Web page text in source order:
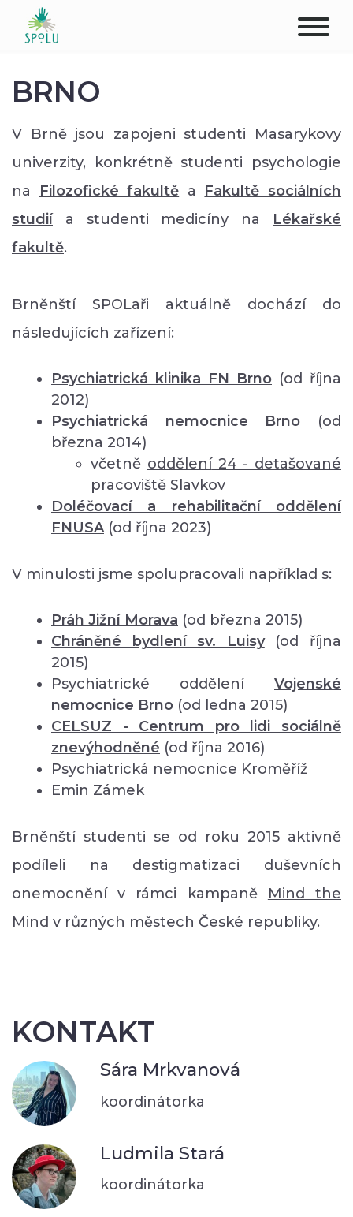
PODPOŘTE NÁS
PŮSOBIŠTĚ
BRNO
V Brně jsou zapojeni studenti Masarykovy
univerzity, konkrétně studenti psychologie
na
Filozofické fakultě a Fakultě sociálních
studií
a studenti medicíny na
Lékařské
fakultě.
Brněnští SPOLaři aktuálně dochází do
následujících zařízení:
Psychiatrická klinika FN Brno (od října
2012)
Psychiatrická nemocnice Brno
(od
března 2014)
včetně oddělení24 - detašované
pracoviště Slavkov
Doléčovací a rehabilitační oddělení
FNUSA (od října 2023)
V minulosti jsme spolupracovali například s:
Práh Jižní Morava (od března 2015)
Chráněné bydlení sv. Luisy
(od října
2015)
Psychiatrické oddělení Vojenské
nemocnice Brno (od ledna 2015)
CELSUZ - Centrum pro lidi sociálně
znevýhodněné (od října 2016)
Psychiatrická nemocnice Kroměříž
Emin Zámek
Brněnští studenti se od roku 2015 aktivně
podíleli na destigmatizaci duševních
onemocnění v rámci kampaně Mind the
Mind v různých městech České republiky.
KONTAKT
Sára Mrkvanová
koordinátorka
Ludmila Stará
koordinátorka